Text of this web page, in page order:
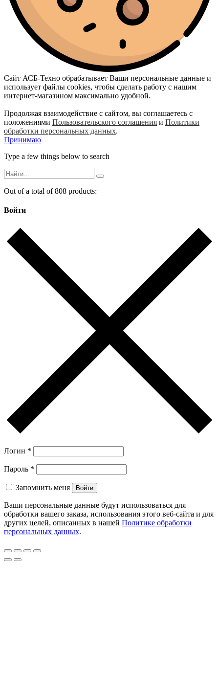
Сайт АСБ-Техно обрабатывает Ваши персональные данные и
использует файлы cookies, чтобы сделать работу с нашим
интернет-магазином максимально удобной.
Продолжая взаимодействие с сайтом, вы соглашаетесь с
положениями Пользовательского соглашения и Политики
обработки персональных данных.
Принимаю
Type a few things below to search
Out of a total of 808 products:
Войти
Логин *
Пароль *
Запомнить меня Войти
Ваши персональные данные будут использоваться для
обработки вашего заказа, использования этого веб-сайта и для
других целей, описанных в нашей Политике обработки
персональных данных.